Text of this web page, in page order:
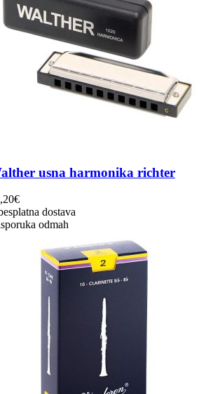
usna harmonika richter
€
dostava
odmah